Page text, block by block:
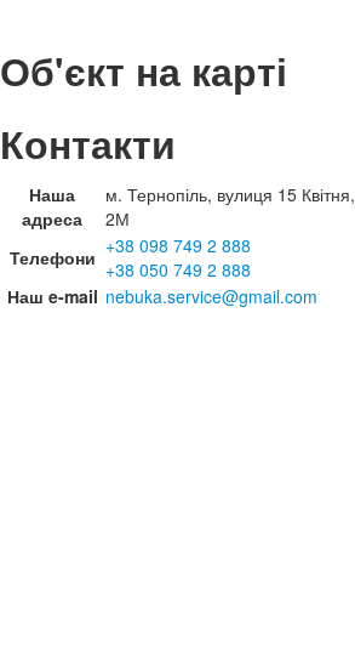
Об'єкт на карті
Контакти
Наша
адреса
м. Тернопіль, вулиця 15 Квітня,
2М
Телефони +38 098 749 2 888
+38 050 749 2 888
Наш e-mail nebuka.service@gmail.com